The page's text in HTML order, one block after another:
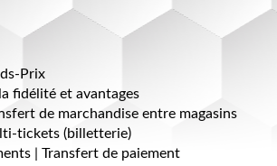
Prix
fidélité et avantages
de marchandise entre magasins
tickets (billetterie)
| Transfert de paiement